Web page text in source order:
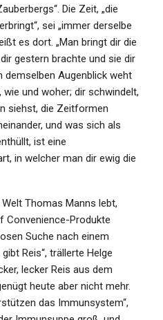
Die Zeit, „die
sei „immer derselbe
es dort. „Man bringt dir die
gestern brachte und sie dir
demselben Augenblick weht
und woher; dir schwindelt,
siehst, die Zeitformen
und was sich als
ist eine
in welcher man dir ewig die
Thomas Manns lebt,
Convenience-Produkte
Suche nach einem
Reis“, trällerte Helge
lecker Reis aus dem
heute aber nicht mehr.
das Immunsystem“,